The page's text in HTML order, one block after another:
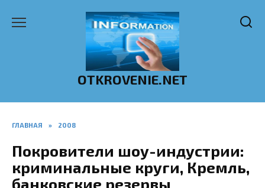
OTKROVENIE.NET
ГЛАВНАЯ » 2008
Покровители шоу-индустрии:
криминальные круги, Кремль,
банковские резервы